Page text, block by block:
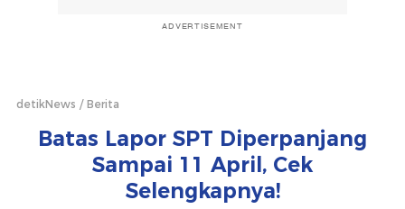
ADVERTISEMENT
detikNews Berita
Batas Lapor SPT Diperpanjang
Sampai 11 April, Cek
Selengkapnya!